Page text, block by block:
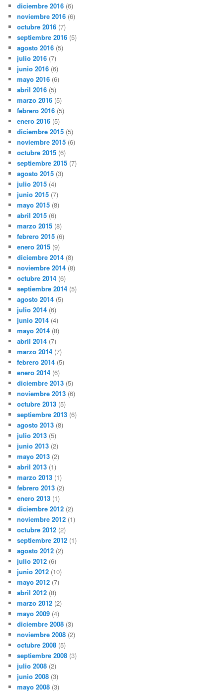
diciembre 2016 (6)
noviembre 2016 (6)
octubre 2016 (7)
septiembre 2016 (5)
agosto 2016 (5)
julio 2016 (7)
junio 2016 (6)
mayo 2016 (6)
abril 2016 (5)
marzo 2016 (5)
febrero 2016 (5)
enero 2016 (5)
diciembre 2015 (5)
noviembre 2015 (6)
octubre 2015 (6)
septiembre 2015 (7)
agosto 2015 (3)
julio 2015 (4)
junio 2015 (7)
mayo 2015 (8)
abril 2015 (6)
marzo 2015 (8)
febrero 2015 (6)
enero 2015 (9)
diciembre 2014 (8)
noviembre 2014 (8)
octubre 2014 (6)
septiembre 2014 (5)
agosto 2014 (5)
julio 2014 (6)
junio 2014 (4)
mayo 2014 (8)
abril 2014 (7)
marzo 2014 (7)
febrero 2014 (5)
enero 2014 (6)
diciembre 2013 (5)
noviembre 2013 (6)
octubre 2013 (5)
septiembre 2013 (6)
agosto 2013 (8)
julio 2013 (5)
junio 2013 (2)
mayo 2013 (2)
abril 2013 (1)
marzo 2013 (1)
febrero 2013 (2)
enero 2013 (1)
diciembre 2012 (2)
noviembre 2012 (1)
octubre 2012 (2)
septiembre 2012 (1)
agosto 2012 (2)
julio 2012 (6)
junio 2012 (10)
mayo 2012 (7)
abril 2012 (8)
marzo 2012 (2)
mayo 2009 (4)
diciembre 2008 (3)
noviembre 2008 (2)
octubre 2008 (5)
septiembre 2008 (3)
julio 2008 (2)
junio 2008 (3)
mayo 2008 (3)